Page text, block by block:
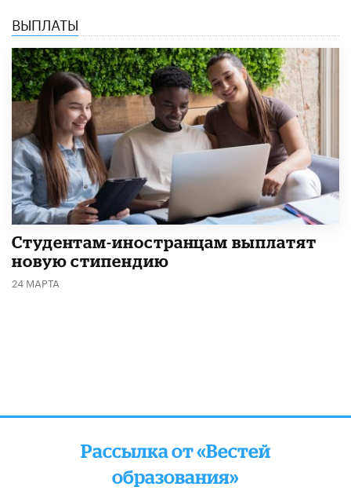
ВЫПЛАТЫ
Студентам-иностранцам выплатят
новую стипендию
24 МАРТА
Рассылка от «Вестей
образования»